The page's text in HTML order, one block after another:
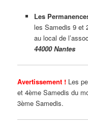
Les
les Samedis 9 et
au local de
44000 Nantes
Avertissement ! Les
et 4ème Samedis du
3ème Samedis.